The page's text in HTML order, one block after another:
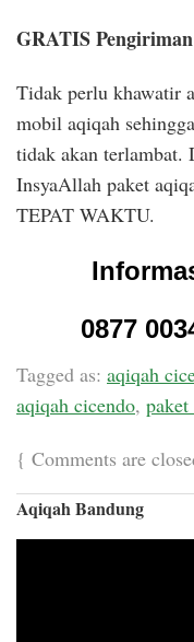
GRATIS Pengiriman
Tidak perlu khawatir
mobil aqiqah
tidak akan terlambat.
InsyaAllah paket
TEPAT WAKTU.
0877
Tagged as: aqiqah
aqiqah cicendo,
{ Comments are
Aqiqah Bandung